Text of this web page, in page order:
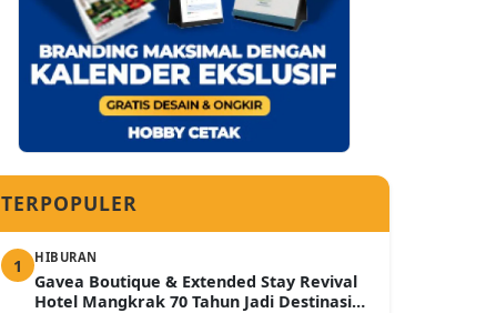
TERPOPULER
1 HIBURAN
Gavea Boutique & Extended Stay Revival
Hotel Mangkrak 70 Tahun Jadi Destinasi